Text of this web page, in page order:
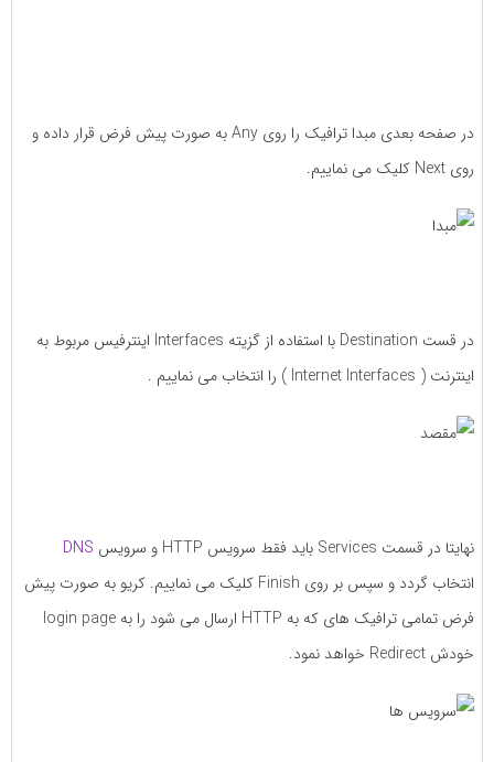
در صفحه بعدی مبدا ترافیک را روی Any به صورت پیش فرض قرار داده و
روی Next کلیک می نماییم.
در قست Destination با استفاده از گزیته Interfaces اینترفیس مربوط به
اینترنت ( Internet Interfaces ) را انتخاب می نماییم .
نهایتا در قسمت Services باید فقط سرویس HTTP و سرویس
DNS
انتخاب گردد و سپس بر روی Finish کلیک می نماییم. کریو به صورت پیش
فرض تمامی ترافیک های که به HTTP ارسال می شود را به login page
خودش Redirect خواهد نمود.